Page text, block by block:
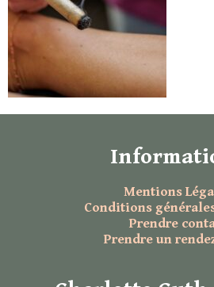
Mentions
Conditions
Prendre
Prendre un